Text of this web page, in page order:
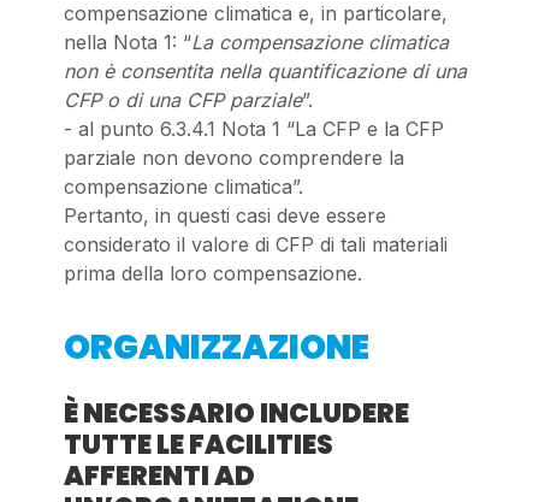
compensazione climatica e, in particolare,
nella Nota 1: “La compensazione climatica
non è consentita nella quantificazione di una
CFP o di una CFP parziale”.
- al punto 6.3.4.1 Nota 1 “La CFP e la CFP
parziale non devono comprendere la
compensazione climatica”.
Pertanto, in questi casi deve essere
considerato il valore di CFP di tali materiali
prima della loro compensazione.
ORGANIZZAZIONE
È NECESSARIO INCLUDERE
TUTTE LE FACILITIES
AFFERENTI AD